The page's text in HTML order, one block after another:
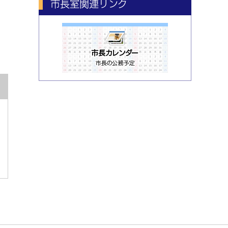
市長室関連リンク